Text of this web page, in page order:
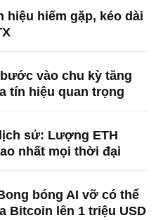
hiệu hiếm gặp, kéo dài
vào chu kỳ tăng
tín hiệu quan trọng
sử: Lượng ETH
nhất mọi thời đại
bóng AI vỡ có thể
Bitcoin lên 1 triệu USD